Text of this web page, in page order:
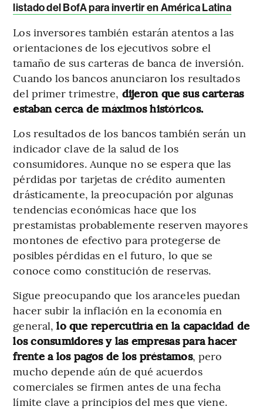
listado del BofA para invertir en América Latina
Los inversores también estarán atentos a las
orientaciones de los ejecutivos sobre el
tamaño de sus carteras de banca de inversión.
Cuando los bancos anunciaron los resultados
del primer trimestre, dijeron que sus carteras
estaban cerca de máximos históricos.
Los resultados de los bancos también serán un
indicador clave de la salud de los
consumidores. Aunque no se espera que las
pérdidas por tarjetas de crédito aumenten
drásticamente, la preocupación por algunas
tendencias económicas hace que los
prestamistas probablemente reserven mayores
montones de efectivo para protegerse de
posibles pérdidas en el futuro, lo que se
conoce como constitución de reservas.
Sigue preocupando que los aranceles puedan
hacer subir la inflación en la economía en
general,lo que repercutiría en la capacidad de
los consumidores y las empresas para hacer
frente a los pagos de los préstamos, pero
mucho depende aún de qué acuerdos
comerciales se firmen antes de una fecha
límite clave a principios del mes que viene.